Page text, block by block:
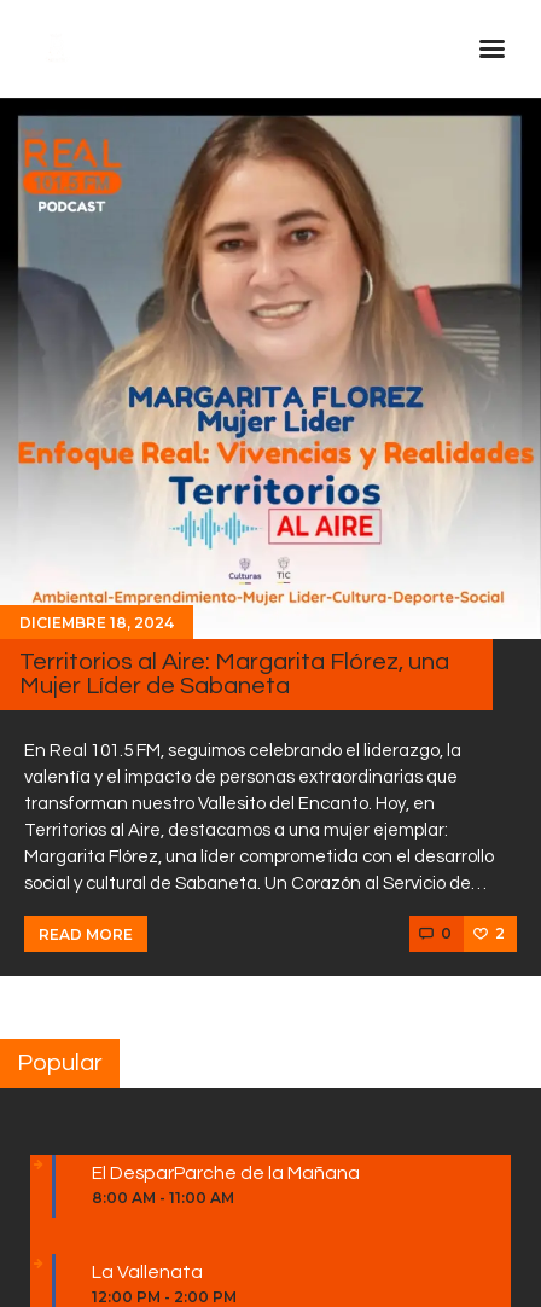
Inicio Real FM
Streaming
En Vivo
Descarga La APP
Programas
Noticias
Equipo
Sobre Nosotros
Contactos
DICIEMBRE 18, 2024
Territorios al Aire: Margarita Flórez, una
Mujer Líder de Sabaneta
En Real 101.5 FM, seguimos celebrando el liderazgo, la
valentía y el impacto de personas extraordinarias que
transforman nuestro Vallesito del Encanto. Hoy, en
Territorios al Aire, destacamos a una mujer ejemplar:
Margarita Flórez, una líder comprometida con el desarrollo
social y cultural de Sabaneta. Un Corazón al Servicio de…
READ MORE 0 2
Popular
El DesparParche de la Mañana
8:00 AM - 11:00 AM
La Vallenata
12:00 PM - 2:00 PM